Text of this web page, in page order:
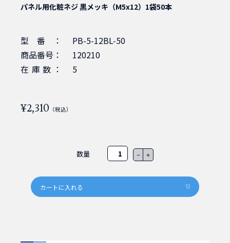
パネル用化粧ネジ 黒メッキ（M5x12）1袋50本
型番：
PB-5-12BL-50
商品番号：
120210
在庫数：
5
¥2,310 （税込）
数量 － ＋